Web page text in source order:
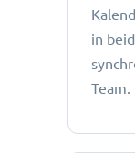
in
Team.